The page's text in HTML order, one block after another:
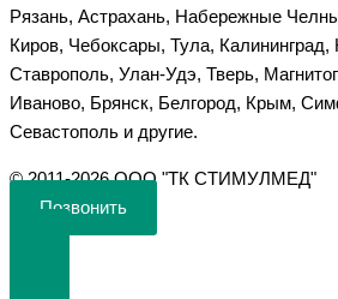
Рязань, Астрахань, Набережные
Киров, Чебоксары, Тула, Калининград,
Ставрополь, Улан-Удэ, Тверь,
Иваново, Брянск, Белгород, Крым,
Севастополь и другие.
©️ 2011-2026 ООО "ТК СТИМУЛМЕД"
Позвонить